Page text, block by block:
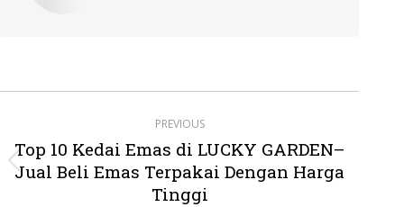
navigation
PREVIOUS
Previous
post:
Top 10 Kedai Emas di LUCKY GARDEN–
Jual Beli Emas Terpakai Dengan Harga
Tinggi